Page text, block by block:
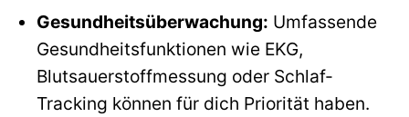
Gesundheitsüberwachung: Umfassende
Gesundheitsfunktionen wie EKG,
Blutsauerstoffmessung oder Schlaf-
Tracking können für dich Priorität haben.